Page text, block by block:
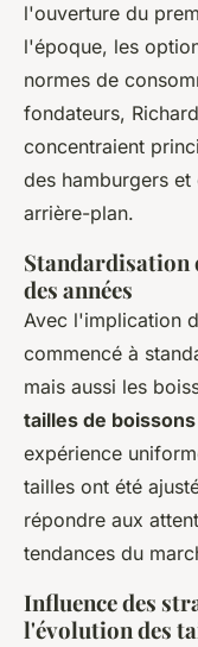
l'ouverture du
l'époque, les
normes de
fondateurs,
concentraient
des hamburgers
arrière-plan.
Standardisation
des années
Avec l'implication
commencé à
mais aussi les
tailles de boissons
expérience
tailles ont été
répondre aux
tendances du
Influence des
l'évolution des